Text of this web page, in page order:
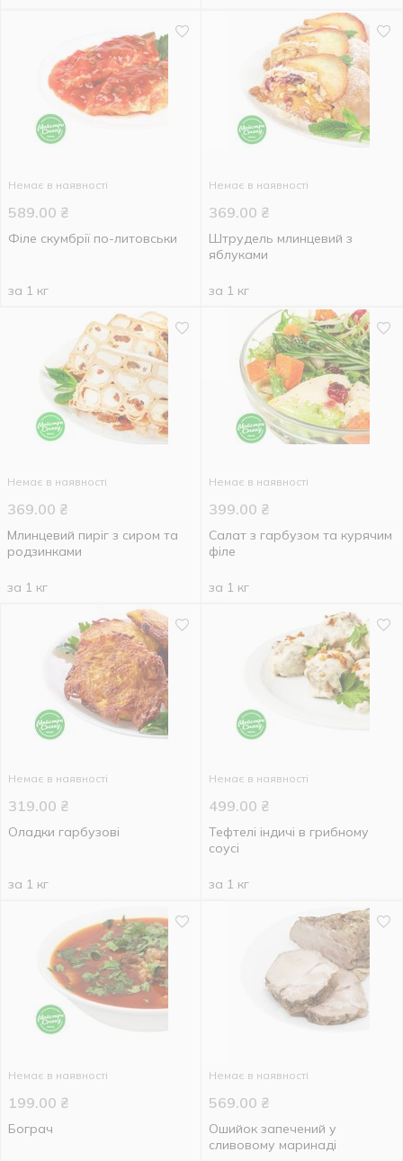
Немає в наявності
589.00 ₴
Філе скумбрії по-литовськи
за 1 кг
Немає в наявності
369.00 ₴
Штрудель млинцевий з
яблуками
за 1 кг
Немає в наявності
369.00 ₴
Млинцевий пиріг з сиром та
родзинками
за 1 кг
Немає в наявності
399.00 ₴
Салат з гарбузом та курячим
філе
за 1 кг
Немає в наявності
319.00 ₴
Оладки гарбузові
за 1 кг
Немає в наявності
499.00 ₴
Тефтелі індичі в грибному
соусі
за 1 кг
Немає в наявності
199.00 ₴
Бограч
Немає в наявності
569.00 ₴
Ошийок запечений у
сливовому маринаді